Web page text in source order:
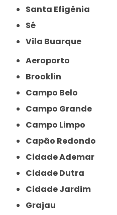
Santa Efigênia
Sé
Vila Buarque
Aeroporto
Brooklin
Campo Belo
Campo Grande
Campo Limpo
Capão Redondo
Cidade Ademar
Cidade Dutra
Cidade Jardim
Grajau